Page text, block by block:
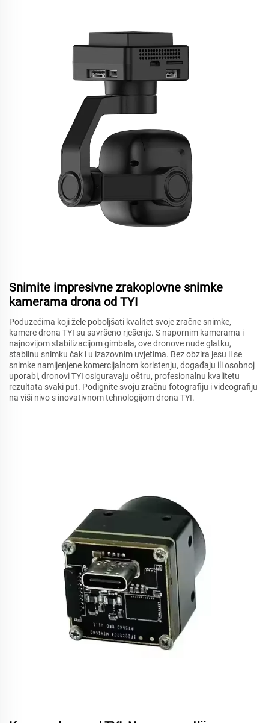
Snimite impresivne zrakoplovne snimke
kamerama drona od TYI
Poduzećima koji žele poboljšati kvalitet svoje zračne snimke,
kamere drona TYI su savršeno rješenje. S napornim kamerama i
najnovijom stabilizacijom gimbala, ove dronove nude glatku,
stabilnu snimku čak i u izazovnim uvjetima. Bez obzira jesu li se
snimke namijenjene komercijalnom koristenju, događaju ili osobnoj
uporabi, dronovi TYI osiguravaju oštru, profesionalnu kvalitetu
rezultata svaki put. Podignite svoju zračnu fotografiju i videografiju
na viši nivo s inovativnom tehnologijom drona TYI.